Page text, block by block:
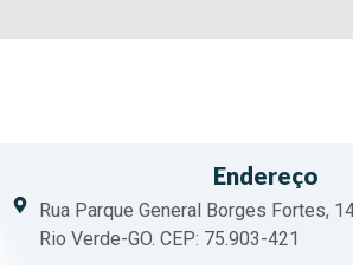
Endereço
Rua Parque General Borges Fortes,
Rio Verde-GO. CEP: 75.903-421